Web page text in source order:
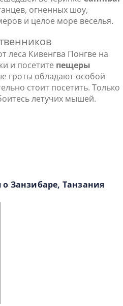
огненных шоу,
и целое море веселья.
леса Кивенгва Понгве на
и посетите пещеры
гроты обладают особой
стоит посетить. Только
летучих мышей.
Занзибаре, Танзания